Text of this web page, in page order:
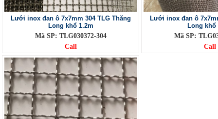
Lưới inox đan ô 7x7mm 304 TLG Thăng
Long khổ 1.2m
Mã SP: TLG030372-304
Call
Lưới inox đan ô
Long khổ
Mã SP:
Call